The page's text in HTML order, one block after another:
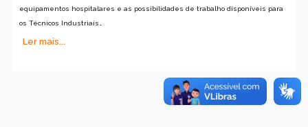
equipamentos hospitalares e as possibilidades de trabalho disponíveis para
os Técnicos Industriais…
Ler mais...